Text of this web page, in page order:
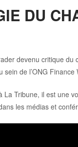
DU
devenu critique
de l’ONG Finance
Tribune, il est une
les médias et